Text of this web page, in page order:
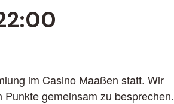
im Casino Maaßen statt. Wir
gemeinsam zu besprechen.